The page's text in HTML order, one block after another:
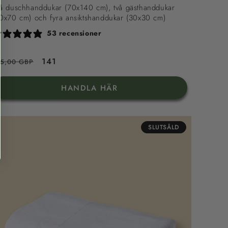
duschhanddukar (70x140 cm), två gästhanddukar
cm) och fyra ansiktshanddukar (30x30 cm)
53 recensioner
GBP Reapris
141
HANDLA HÄR
SLUTSÅLD